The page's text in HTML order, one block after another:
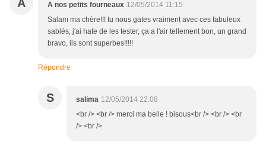
A A nos petits fourneaux 12/05/2014 11:15
Salam ma chère!!! tu nous gates vraiment avec ces fabuleux
sablés, j'ai hate de les tester, ça a l'air tellement bon, un grand
bravo, ils sont superbes!!!!!
Répondre
S salima 12/05/2014 22:08
<br /> <br /> merci ma belle ! bisous<br /> <br /> <br
/> <br />